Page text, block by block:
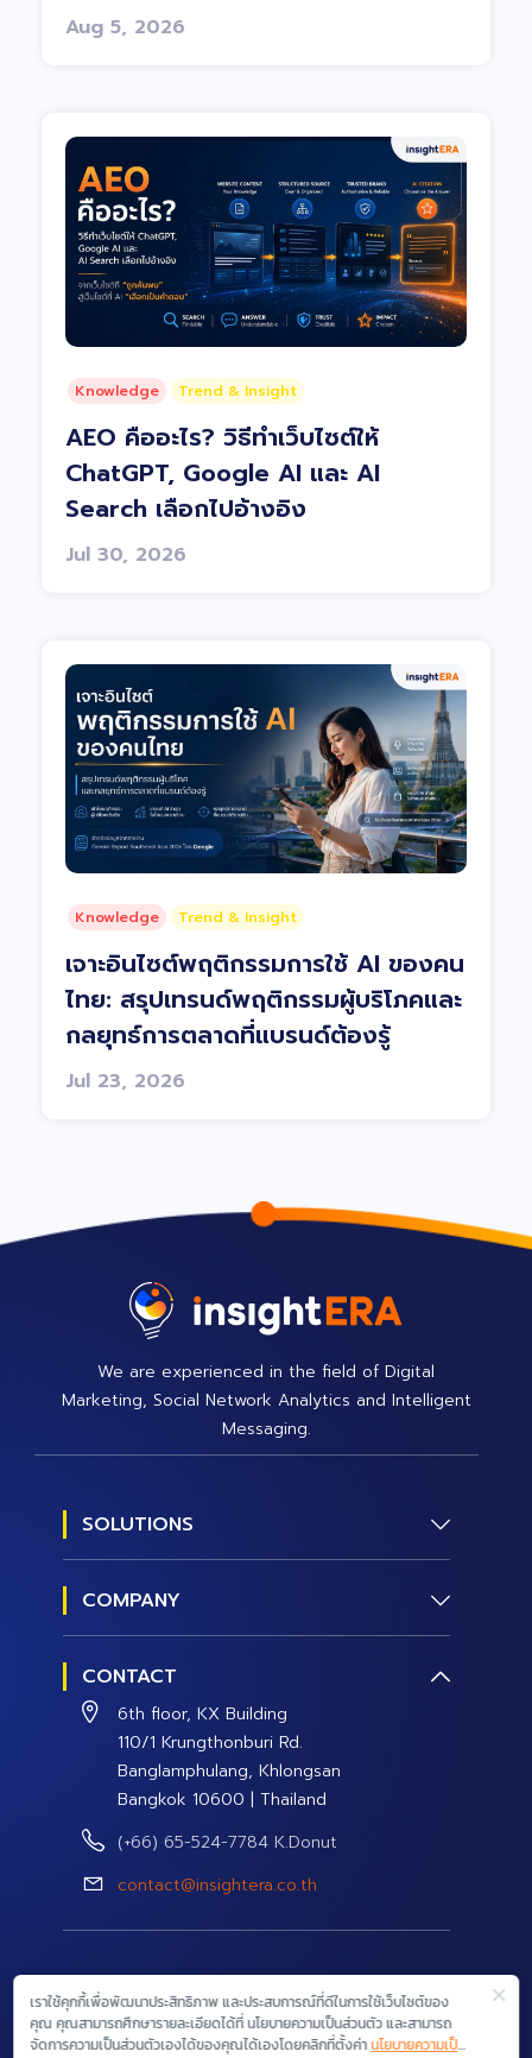
เราใช้คุกกี้เพื่อพัฒนาประสิทธิภาพ และประสบการณ์ที่ดีในการใช้เว็บไซต์ของ
คุณ คุณสามารถศึกษารายละเอียดได้ที่ นโยบายความเป็นส่วนตัว และสามารถ
จัดการความเป็นส่วนตัวเองได้ของคุณได้เองโดยคลิกที่ตั้งค่านโยบายความเป็น
Aug 5, 2026
Knowledge Trend & Insight
AEO คืออะไร? วิธีทำเว็บไซต์ให้
ChatGPT, Google AI และ AI
Search เลือกไปอ้างอิง
Jul 30, 2026
Knowledge Trend & Insight
เจาะอินไซต์พฤติกรรมการใช้ AI ของคน
ไทย: สรุปเทรนด์พฤติกรรมผู้บริโภคและ
กลยุทธ์การตลาดที่แบรนด์ต้องรู้
Jul 23, 2026
We are experienced in the field of Digital
Marketing, Social Network Analytics and Intelligent
Messaging.
SOLUTIONS
Social Management
Social Campaign
COMPANY
Contact Us
Careers
CONTACT
6th floor, KX Building
110/1 Krungthonburi Rd.
Banglamphulang, Khlongsan
Bangkok 10600 | Thailand
(+66) 65-524-7784 K.Donut
contact@insightera.co.th
© 2026 InsightEra Co., Ltd. All rights reserved.